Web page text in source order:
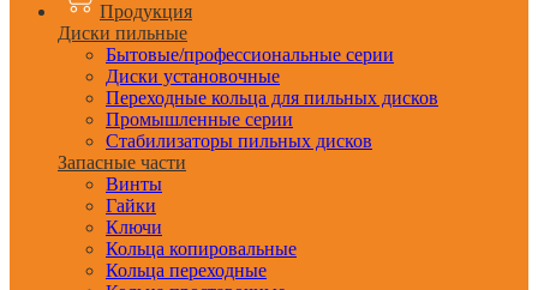
Продукция
Диски пильные
Бытовые/профессиональные серии
Диски установочные
Переходные кольца для пильных дисков
Промышленные серии
Стабилизаторы пильных дисков
Запасные части
Винты
Гайки
Ключи
Кольца копировальные
Кольца переходные